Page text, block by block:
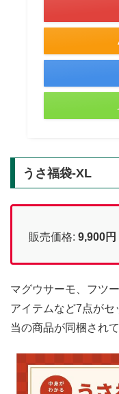
うさ福袋-XL
販売価格: 9,900円
マグウサーモ、フツ
アイテムなど7点が
当の商品が同梱され